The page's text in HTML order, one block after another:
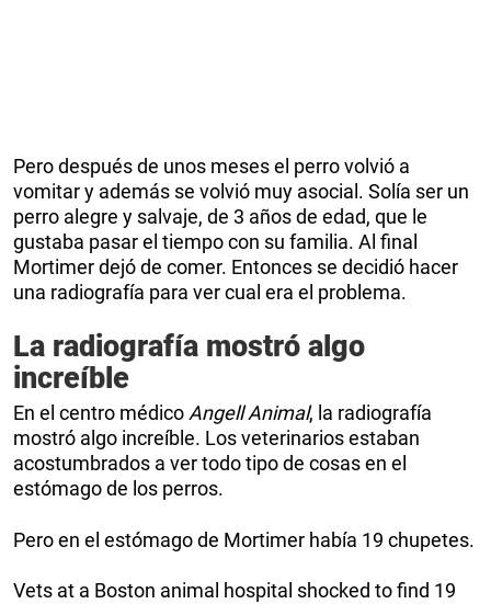
Pero después de unos meses el perro volvió a
vomitar y además se volvió muy asocial. Solía ser un
perro alegre y salvaje, de 3 años de edad, que le
gustaba pasar el tiempo con su familia. Al final
Mortimer dejó de comer. Entonces se decidió hacer
una radiografía para ver cual era el problema.
La radiografía mostró algo
increíble
En el centro médico Angell Animal, la radiografía
mostró algo increíble. Los veterinarios estaban
acostumbrados a ver todo tipo de cosas en el
estómago de los perros.
Pero en el estómago de Mortimer había 19 chupetes.
Vets at a Boston animal hospital shocked to find 19